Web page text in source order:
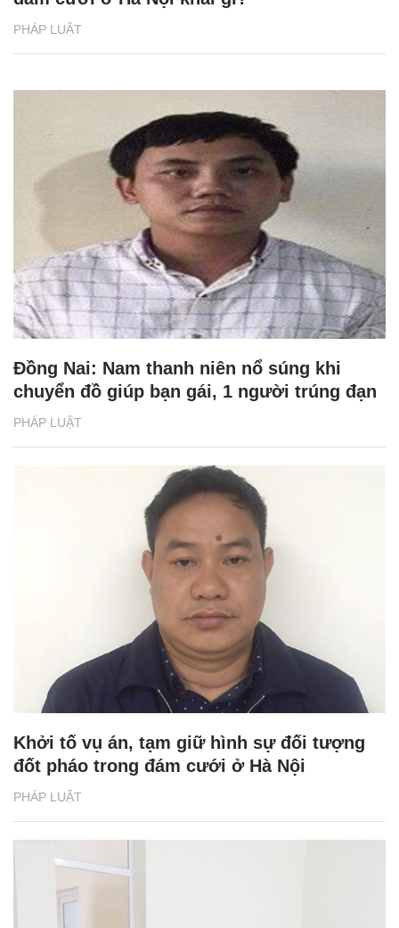
PHÁP LUẬT
PHÁP LUẬT
Đồng Nai: Nam thanh niên nổ súng khi
chuyển đồ giúp bạn gái, 1 người trúng đạn
PHÁP LUẬT
Khởi tố vụ án, tạm giữ hình sự đối tượng
đốt pháo trong đám cưới ở Hà Nội